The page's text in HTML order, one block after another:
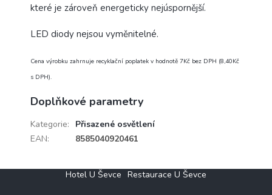
které je zároveň energeticky nejúspornější.
LED diody nejsou vyměnitelné.
Cena výrobku zahrnuje recyklační poplatek v hodnotě 7Kč bez DPH (8,40Kč
s DPH).
Doplňkové parametry
Kategorie:
Přisazené osvětlení
EAN: 8585040920461
Hotel U Ševce Restaurace U Ševce